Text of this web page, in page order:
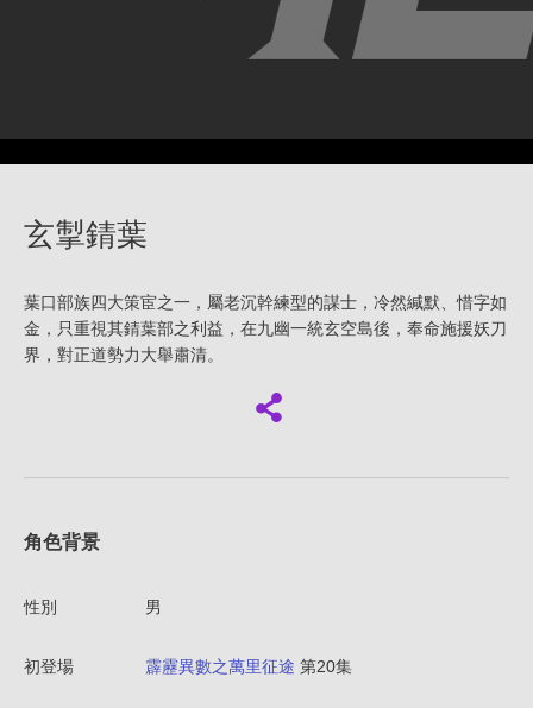
玄掣錆葉
葉口部族四大策宦之一，屬老沉幹練型的謀士，冷然緘默、惜字如
金，只重視其錆葉部之利益，在九幽一統玄空島後，奉命施援妖刀
界，對正道勢力大舉肅清。
角色背景
性別 男
初登場 霹靂異數之萬里征途 第20集